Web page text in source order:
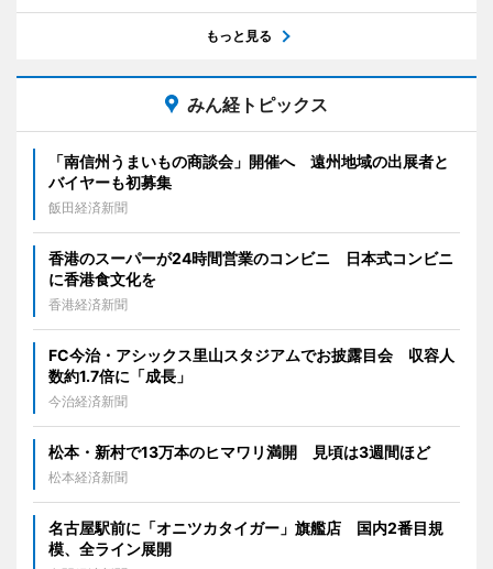
もっと見る
みん経トピックス
「南信州うまいもの商談会」開催へ 遠州地域の出展者と
バイヤーも初募集
飯田経済新聞
香港のスーパーが24時間営業のコンビニ 日本式コンビニ
に香港食文化を
香港経済新聞
FC今治・アシックス里山スタジアムでお披露目会 収容人
数約1.7倍に「成長」
今治経済新聞
松本・新村で13万本のヒマワリ満開 見頃は3週間ほど
松本経済新聞
名古屋駅前に「オニツカタイガー」旗艦店 国内2番目規
模、全ライン展開